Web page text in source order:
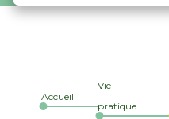
Accueil
Vie
pratique